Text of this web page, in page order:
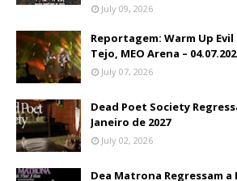
July 09, 2026
Reportagem: Warm Up Evil
Tejo, MEO Arena –
July 07, 2026
Dead Poet Society
Janeiro de 2027
July 02, 2026
Dea Matrona Regressam